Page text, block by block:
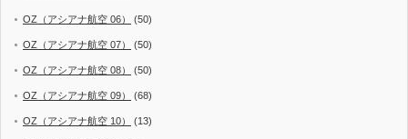
OZ（アシアナ航空 06） (50)
OZ（アシアナ航空 07） (50)
OZ（アシアナ航空 08） (50)
OZ（アシアナ航空 09） (68)
OZ（アシアナ航空 10） (13)